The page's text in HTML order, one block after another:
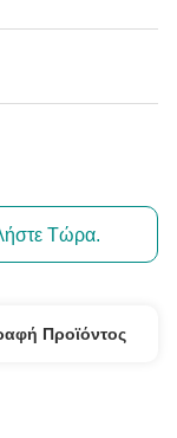
Τώρα.
Προϊόντος